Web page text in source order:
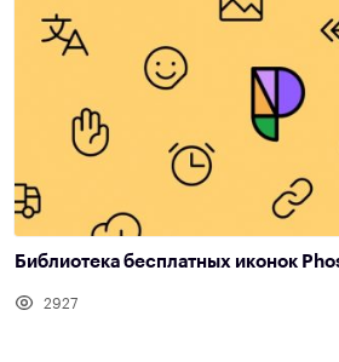
Библиотека бесплатных иконок
2927